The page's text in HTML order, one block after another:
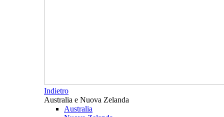
Indietro
Australia e Nuova Zelanda
Australia